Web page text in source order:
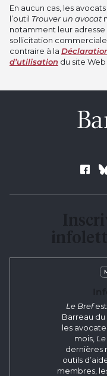
En aucun cas, les
l’outil Trouver un avocat
notamment leur adresse
sollicitation
contraire à la
d’utilisation du site
Le Brefest
Barreau
les
mois,
dernières
outils
membres,